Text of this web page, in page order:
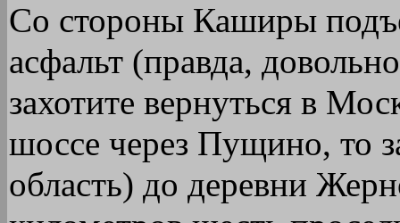
Со стороны Каширы
асфальт (правда,
захотите вернуться в
шоссе через Пущино, то
область) до деревни